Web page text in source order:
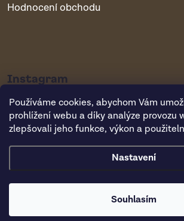
Používáme cookies, abychom Vám
prohlížení webu a díky analýze provozu
zlepšovali jeho funkce, výkon a
Nastavení
Souhlasím
Hodnocení obchodu
Instagram
Copyright 2026Vsepropejska.cz. Všechna